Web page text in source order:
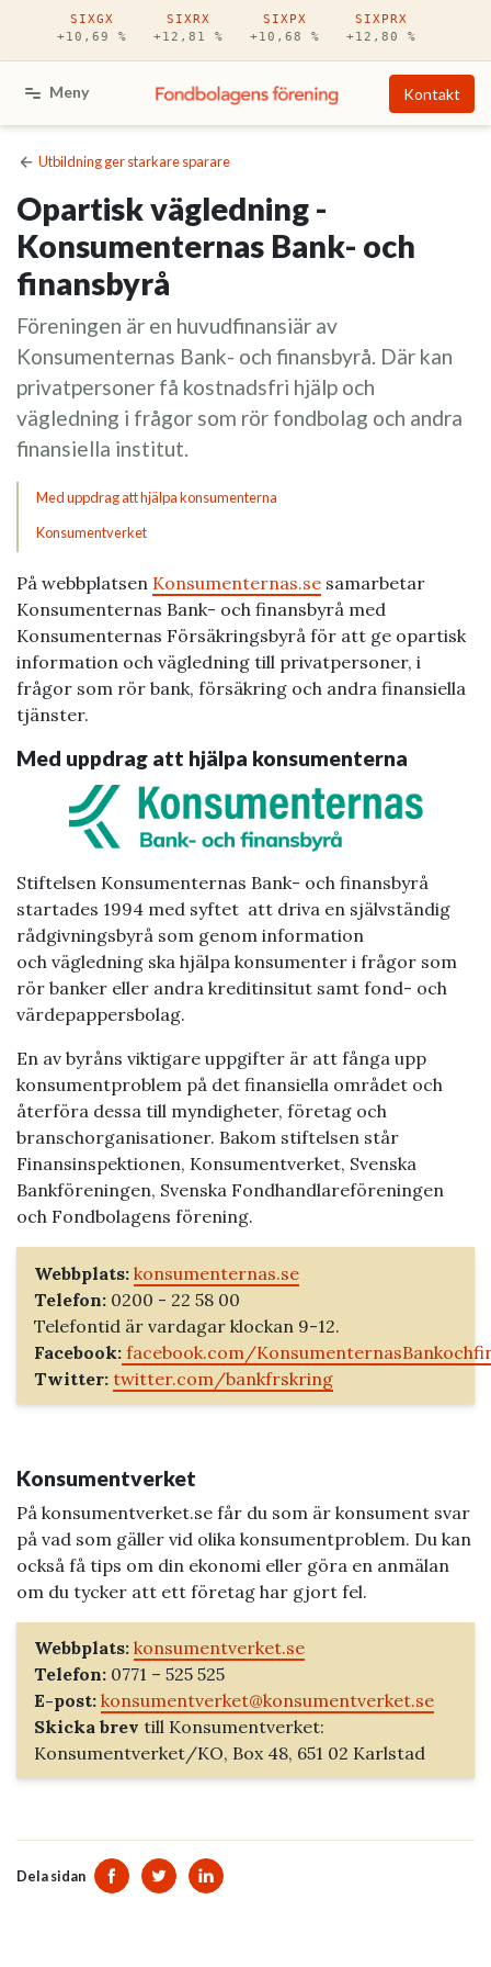
Hoppa till huvudinnehåll
SIXGX
+10,69 %
SIXRX
+12,81 %
SIXPX
+10,68 %
SIXPRX
+12,80 %
Meny Kontakt
Utbildning ger starkare sparare
Opartisk vägledning -
Konsumenternas Bank- och
finansbyrå
Föreningen är en huvudfinansiär av
Konsumenternas Bank- och finansbyrå. Där kan
privatpersoner få kostnadsfri hjälp och
vägledning i frågor som rör fondbolag och andra
finansiella institut.
Med uppdrag att hjälpa konsumenterna
Konsumentverket
På webbplatsen Konsumenternas.se samarbetar
Konsumenternas Bank- och finansbyrå med
Konsumenternas Försäkringsbyrå för att ge opartisk
information och vägledning till privatpersoner, i
frågor som rör bank, försäkring och andra finansiella
tjänster.
Med uppdrag att hjälpa konsumenterna
Stiftelsen Konsumenternas Bank- och finansbyrå
startades 1994 med syftet att driva en självständig
rådgivningsbyrå som genom information
och vägledning ska hjälpa konsumenter i frågor som
rör banker eller andra kreditinsitut samt fond- och
värdepappersbolag.
En av byråns viktigare uppgifter är att fånga upp
konsumentproblem på det finansiella området och
återföra dessa till myndigheter, företag och
branschorganisationer. Bakom stiftelsen står
Finansinspektionen, Konsumentverket, Svenska
Bankföreningen, Svenska Fondhandlareföreningen
och Fondbolagens förening.
Webbplats: konsumenternas.se
Telefon: 0200 - 22 58 00
Telefontid är vardagar klockan 9-12.
Facebook: facebook.com/
Twitter: twitter.com/bankfrskring
Konsumentverket
På konsumentverket.se får du som är konsument svar
på vad som gäller vid olika konsumentproblem. Du kan
också få tips om din ekonomi eller göra en anmälan
om du tycker att ett företag har gjort fel.
Webbplats: konsumentverket.se
Telefon: 0771 – 525 525
E-post: konsumentverket@konsumentverket.se
Skicka brev till Konsumentverket:
Konsumentverket/KO, Box 48, 651 02 Karlstad
Dela sidan Dela sidan på Facebook
Dela sidan på Twitter
Dela sidan på Linkedin